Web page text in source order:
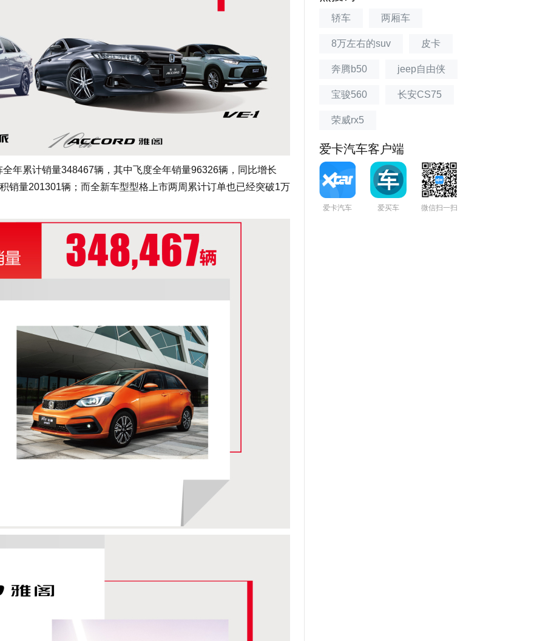
年累计销量348467辆，其中飞度全年销量96326辆，同比增长
销量201301辆；而全新车型型格上市两周累计订单也已经突破1万
轿车 两厢车
8万左右的suv 皮卡
奔腾b50 jeep自由侠
宝骏560 长安CS75
荣威rx5
爱卡汽车客户端
爱卡汽车 爱买车 微信扫一扫